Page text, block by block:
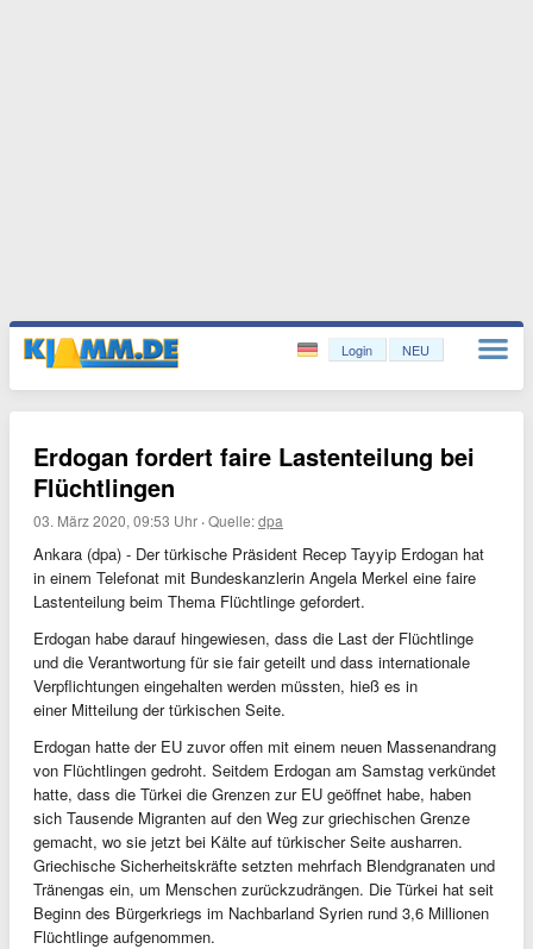
Login NEU
Erdogan fordert faire Lastenteilung bei
Flüchtlingen
03. März 2020, 09:53 Uhr ·Quelle:dpa
Ankara (dpa) - Der türkische Präsident Recep Tayyip Erdogan hat
in einem Telefonat mit Bundeskanzlerin Angela Merkel eine faire
Lastenteilung beim Thema Flüchtlinge gefordert.
Erdogan habe darauf hingewiesen, dass die Last der Flüchtlinge
und die Verantwortung für sie fair geteilt und dass internationale
Verpflichtungen eingehalten werden müssten, hieß es in
einer Mitteilung der türkischen Seite.
Erdogan hatte der EU zuvor offen mit einem neuen Massenandrang
von Flüchtlingen gedroht. Seitdem Erdogan am Samstag verkündet
hatte, dass die Türkei die Grenzen zur EU geöffnet habe, haben
sich Tausende Migranten auf den Weg zur griechischen Grenze
gemacht, wo sie jetzt bei Kälte auf türkischer Seite ausharren.
Griechische Sicherheitskräfte setzten mehrfach Blendgranaten und
Tränengas ein, um Menschen zurückzudrängen. Die Türkei hat seit
Beginn des Bürgerkriegs im Nachbarland Syrien rund 3,6 Millionen
Flüchtlinge aufgenommen.